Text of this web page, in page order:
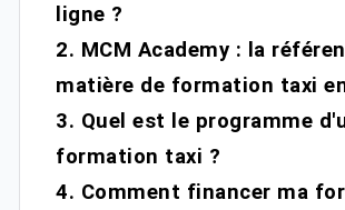
ligne ?
2. MCM Academy : la
matière de formation taxi
3. Quel est le programme
formation taxi ?
4. Comment financer ma